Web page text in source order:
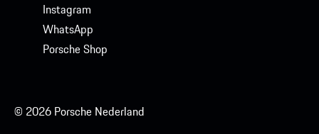
Instagram
WhatsApp
Porsche Shop
© 2026 Porsche Nederland